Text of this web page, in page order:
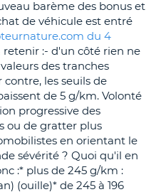
barème des bonus et
de véhicule est entré
du 4
retenir :- d'un côté rien ne
des tranches
les seuils de
de 5 g/km. Volonté
progressive des
ou de gratter plus
en orientant le
sévérité ? Quoi qu'il en
:* plus de 245 g/km :
(ouille)* de 245 à 196